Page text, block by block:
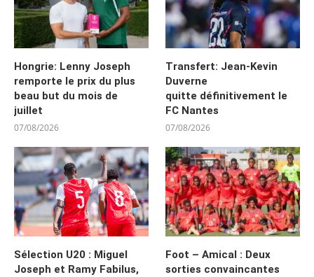
Hongrie: Lenny Joseph
remporte le prix du plus
beau but du mois de
juillet
07/08/2026
Transfert: Jean-Kevin
Duverne
quitte définitivement le
FC Nantes
07/08/2026
Sélection U20 : Miguel
Joseph et Ramy Fabilus,
Foot – Amical : Deux
sorties convaincantes